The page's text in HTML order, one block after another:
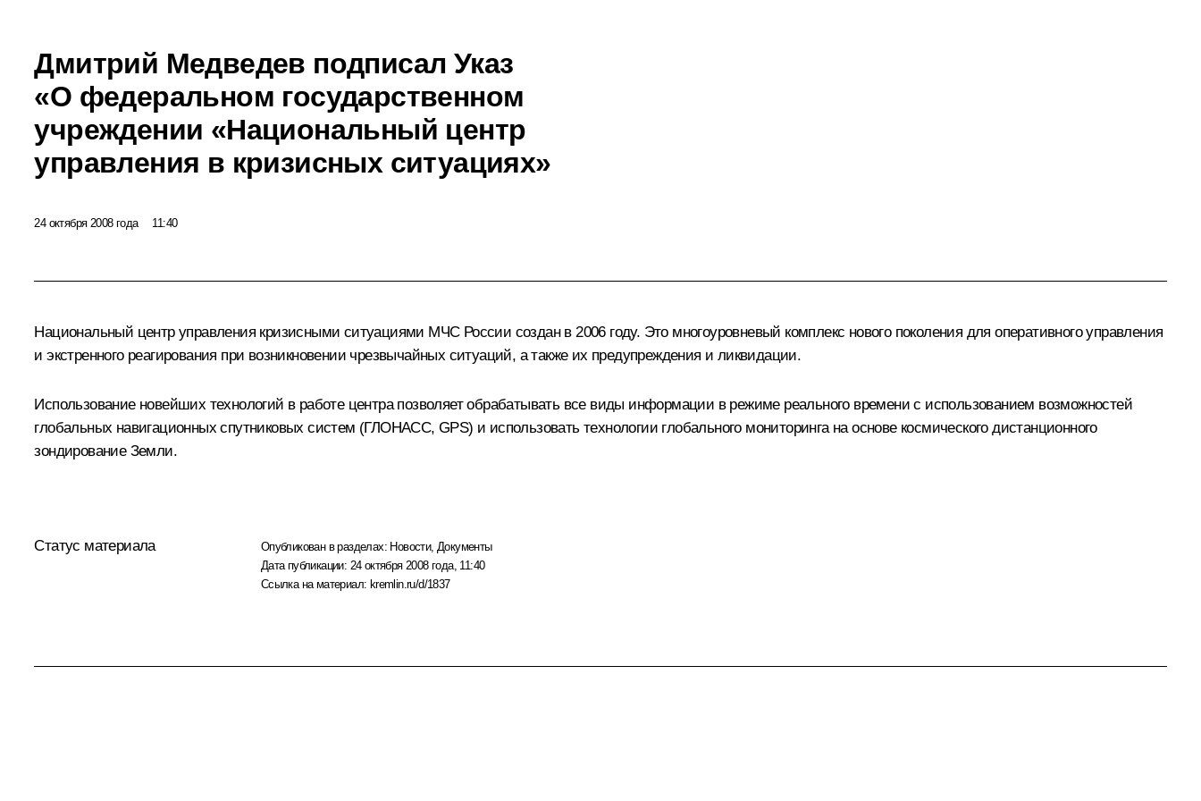
Дмитрий Медведев подписал Указ
«О федеральном государственном
учреждении «Национальный центр
управления в кризисных ситуациях»
24 октября 2008 года 11:40
Национальный центр управления кризисными ситуациями МЧС России создан в 2006 году. Это многоуровневый комплекс нового поколения для оперативного управления
и экстренного реагирования при возникновении чрезвычайных ситуаций, а также их предупреждения и ликвидации.
Использование новейших технологий в работе центра позволяет обрабатывать все виды информации в режиме реального времени с использованием возможностей
глобальных навигационных спутниковых систем (ГЛОНАСС, GPS) и использовать технологии глобального мониторинга на основе космического дистанционного
зондирование Земли.
Статус материала Опубликован в разделах: Новости,Документы
Дата публикации: 24 октября 2008 года, 11:40
Ссылка на материал: kremlin.ru/d/1837